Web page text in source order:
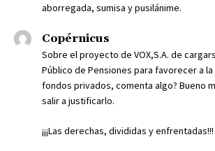
aborregada, sumisa y pusilánime.
Copérnicus
Sobre el proyecto de VOX,S.A. de
Público de Pensiones para favorecer a la
fondos privados, comenta algo? Bueno
salir a justificarlo.
¡¡¡Las derechas, divididas y enfrentadas!!!